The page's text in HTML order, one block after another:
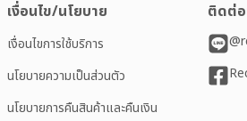
เงื่อนไข/นโยบาย
เงื่อนไขการใช้บริการ
นโยบายความเป็นส่วนตัว
นโยบายการคืนสินค้าและคืนเงิน
ติดต่อ